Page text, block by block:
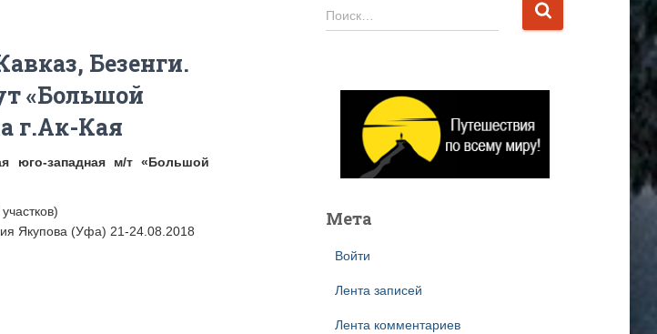
Безенги.
«Большой
г.Ак-Кая
юго-западная м/т «Большой
Якупова (Уфа) 21-24.08.2018
Н
а
Поиск…
Мета
Войти
Лента записей
Лента комментариев